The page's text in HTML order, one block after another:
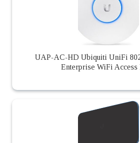
UAP-AC-HD Ubiquiti UniFi
Enterprise WiFi Access